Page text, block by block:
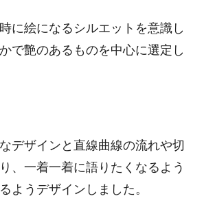
に絵になるシルエットを意識し
で艶のあるものを中心に選定し
デザインと直線曲線の流れや切
、一着一着に語りたくなるよう
ようデザインしました。